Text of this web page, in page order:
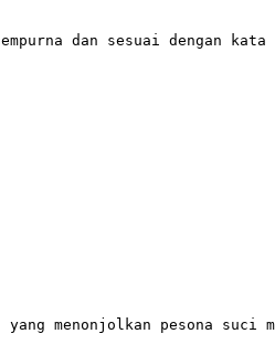
dan sesuai dengan
menonjolkan pesona suci